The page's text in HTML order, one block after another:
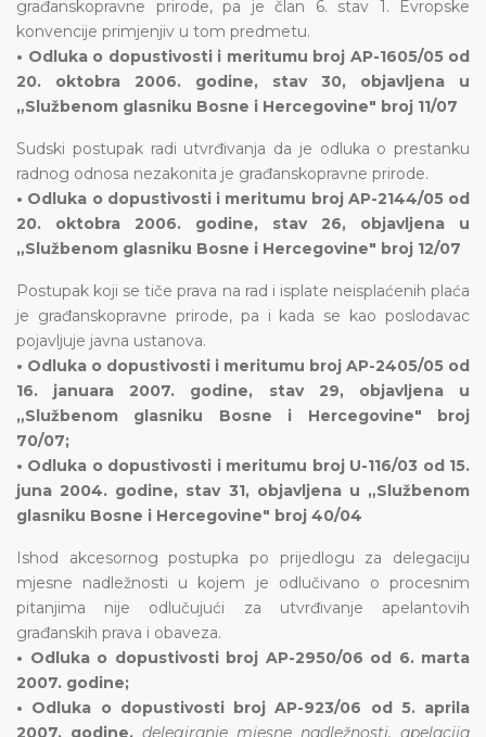
građanskopravne prirode, pa je član 6. stav 1. Evropske
konvencije primjenjiv u tom predmetu.
• Odluka o dopustivosti i meritumu broj AP-1605/05 od
20. oktobra 2006. godine, stav 30, objavljena u
„Službenom glasniku Bosne i Hercegovine" broj 11/07
Sudski postupak radi utvrđivanja da je odluka o prestanku
radnog odnosa nezakonita je građanskopravne prirode.
• Odluka o dopustivosti i meritumu broj AP-2144/05 od
20. oktobra 2006. godine, stav 26, objavljena u
„Službenom glasniku Bosne i Hercegovine" broj 12/07
Postupak koji se tiče prava na rad i isplate neisplaćenih plaća
je građanskopravne prirode, pa i kada se kao poslodavac
pojavljuje javna ustanova.
• Odluka o dopustivosti i meritumu broj AP-2405/05 od
16. januara 2007. godine, stav 29, objavljena u
„Službenom glasniku Bosne i Hercegovine" broj
70/07;
• Odluka o dopustivosti i meritumu broj U-116/03 od 15.
juna 2004. godine, stav 31, objavljena u „Službenom
glasniku Bosne i Hercegovine" broj 40/04
Ishod akcesornog postupka po prijedlogu za delegaciju
mjesne nadležnosti u kojem je odlučivano o procesnim
pitanjima nije odlučujući za utvrđivanje apelantovih
građanskih prava i obaveza.
• Odluka o dopustivosti broj AP-2950/06 od 6. marta
2007. godine;
• Odluka o dopustivosti broj AP-923/06 od 5. aprila
2007. godine, delegiranje mjesne nadležnosti, apelacija